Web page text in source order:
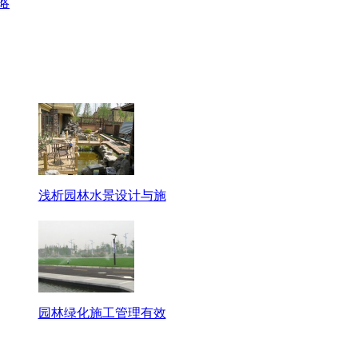
浅析园林水景设计与施
园林绿化施工管理有效